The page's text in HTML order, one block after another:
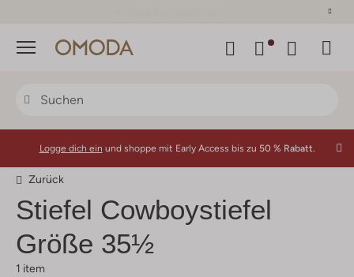
Menü
Logge dich ein und shoppe mit Early Access bis zu 50 % Rabatt.
Zurück
Stiefel Cowboystiefel
Größe 35½
1 item